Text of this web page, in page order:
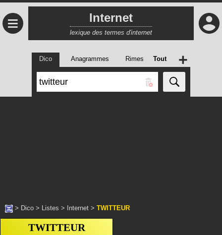
≡ Internet
lexique des termes d'internet
Dico Anagrammes Rimes Tout +
> Dico > Listes > Internet > TWITTEUR
TWITTEUR